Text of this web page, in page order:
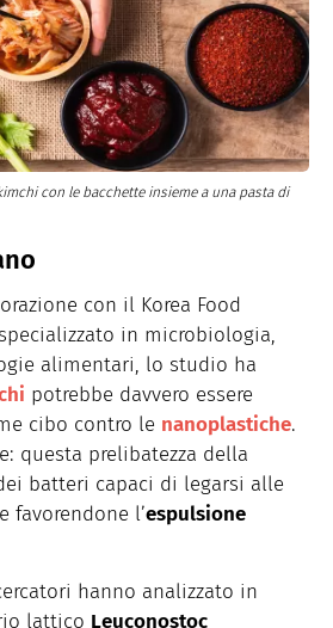
con le bacchette insieme a una pasta di
con il Korea Food
in microbiologia,
alimentari, lo studio ha
potrebbe davvero essere
cibo contro le nanoplastiche.
questa prelibatezza della
batteri capaci di legarsi alle
favorendone l’espulsione
hanno analizzato in
lattico Leuconostoc